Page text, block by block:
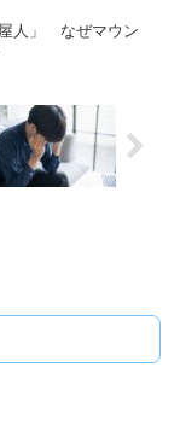
人」 なぜマウン